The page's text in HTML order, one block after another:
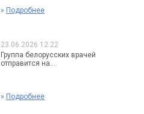
» Подробнее
23.06.2026 12:22
Группа белорусских врачей
отправится на...
» Подробнее